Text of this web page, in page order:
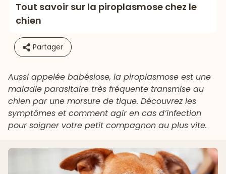
Tout savoir sur la piroplasmose chez le
chien
Partager
Aussi appelée babésiose, la piroplasmose est une
maladie parasitaire très fréquente transmise au
chien par une morsure de tique. Découvrez les
symptômes et comment agir en cas d’infection
pour soigner votre petit compagnon au plus vite.